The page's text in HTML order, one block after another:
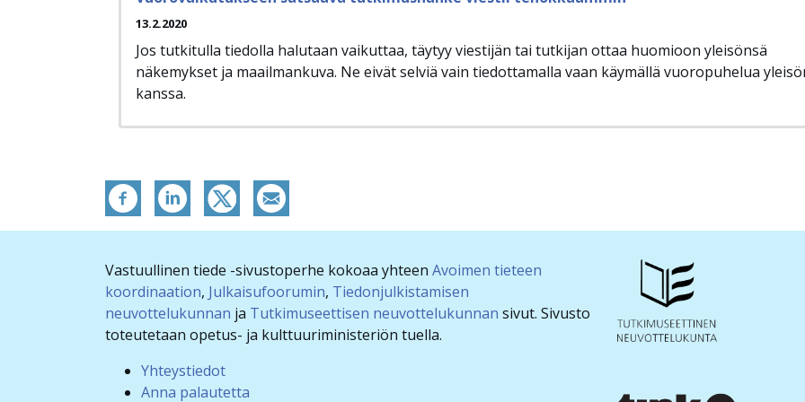
13.2.2020
Jos tutkitulla tiedolla halutaan vaikuttaa, täytyy viestijän tai tutkijan ottaa huomioon yleisönsä
näkemykset ja maailmankuva. Ne eivät selviä vain tiedottamalla vaan käymällä vuoropuhelua
kanssa.
Vastuullinen tiede -sivustoperhe kokoaa yhteen Avoimen tieteen
koordinaation, Julkaisufoorumin, Tiedonjulkistamisen
neuvottelukunnan ja Tutkimuseettisen neuvottelukunnan sivut. Sivusto
toteutetaan opetus- ja kulttuuriministeriön tuella.
Yhteystiedot
Anna palautetta